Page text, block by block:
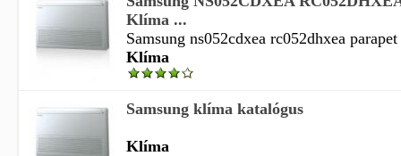
Klíma ...
Samsung ns052cdxea rc052dhxea
Klíma
Samsung klíma katalógus
Klíma